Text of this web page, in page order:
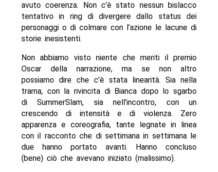
avuto coerenza. Non c’è stato nessun bislacco
tentativo in ring di divergere dallo status dei
personaggi o di colmare con l’azione le lacune di
storie inesistenti.
Non abbiamo visto niente che meriti il premio
Oscar della narrazione, ma se non altro
possiamo dire che c’è stata linearità. Sia nella
trama, con la rivincita di Bianca dopo lo sgarbo
di SummerSlam, sia nell’incontro, con un
crescendo di intensità e di violenza. Zero
apparenza e coreografia, tante legnate in linea
con il racconto che di settimana in settimana le
due hanno portato avanti. Hanno concluso
(bene) ciò che avevano iniziato (malissimo).